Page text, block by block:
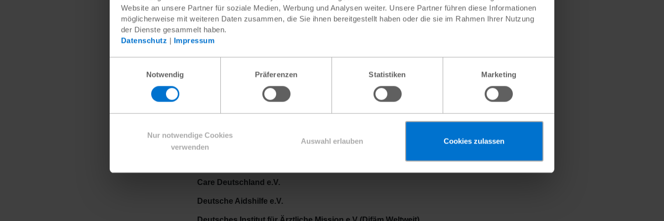
Website an unsere Partner für soziale Medien, Werbung und Analysen weiter. Unsere Partner führen diese Informationen
möglicherweise mit weiteren Daten zusammen, die Sie ihnen bereitgestellt haben oder die sie im Rahmen Ihrer Nutzung
der Dienste gesammelt haben.
Datenschutz | Impressum
Notwendig
Präferenzen Statistiken Marketing
Nur notwendige Cookies
verwenden
Auswahl erlauben Cookies zulassen
Wir danken Ihnen vorab für Ihren Einsatz und stehen Ihnen jederzeit für Rückfragen zur Verfügung.
Mit freundlichen Grüßen
action medeor e.V.
Ärzte ohne Grenzen e.V.
Care Deutschland e.V.
Deutsche Aidshilfe e.V.